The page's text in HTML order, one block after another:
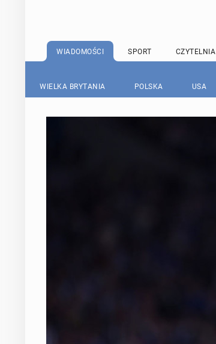
WIADOMOŚCI SPORT CZYTELNIA
WIELKA BRYTANIA POLSKA USA